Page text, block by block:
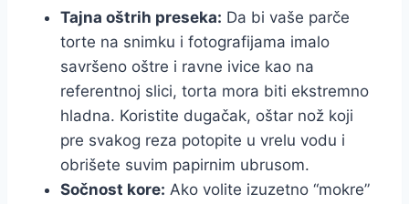
Tajna oštrih preseka: Da bi vaše parče
torte na snimku i fotografijama imalo
savršeno oštre i ravne ivice kao na
referentnoj slici, torta mora biti ekstremno
hladna. Koristite dugačak, oštar nož koji
pre svakog reza potopite u vrelu vodu i
obrišete suvim papirnim ubrusom.
Sočnost kore: Ako volite izuzetno “mokre”